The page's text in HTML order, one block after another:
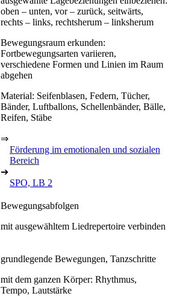
oben – unten, vor – zurück, seitwärts,
rechts – links, rechtsherum – linksherum
Bewegungsraum erkunden:
Fortbewegungsarten variieren,
verschiedene Formen und Linien im Raum
abgehen
Material: Seifenblasen, Federn, Tücher,
Bänder, Luftballons, Schellenbänder, Bälle,
Reifen, Stäbe
⇒
Förderung im emotionalen und sozialen
Bereich
➔
SPO, LB 2
Bewegungsabfolgen
mit ausgewähltem Liedrepertoire verbinden
grundlegende Bewegungen, Tanzschritte
mit dem ganzen Körper: Rhythmus,
Tempo, Lautstärke